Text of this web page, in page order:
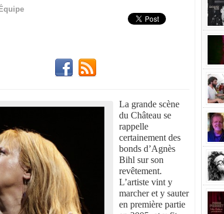
La grande scène
du Château se
rappelle
certainement des
bonds d’Agnès
Bihl sur son
revêtement.
L’artiste vint y
marcher et y sauter
en première partie